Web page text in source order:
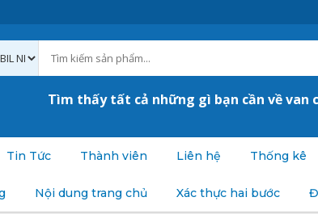
Tìm thấy tất cả những gì bạn cần về van
Tin Tức Thành viên Liên hệ Thống kê
Nội dung trang chủ Xác thực hai bước